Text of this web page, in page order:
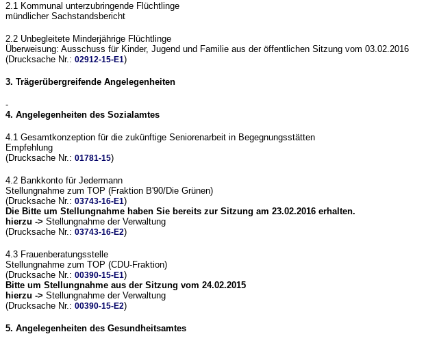
2.1 Kommunal unterzubringende Flüchtlinge
mündlicher Sachstandsbericht
2.2 Unbegleitete Minderjährige Flüchtlinge
Überweisung: Ausschuss für Kinder, Jugend und Familie aus der öffentlichen Sitzung vom 03.02.2016
(Drucksache Nr.: 02912-15-E1)
3. Trägerübergreifende Angelegenheiten
-
4. Angelegenheiten des Sozialamtes
4.1 Gesamtkonzeption für die zukünftige Seniorenarbeit in Begegnungsstätten
Empfehlung
(Drucksache Nr.: 01781-15)
4.2 Bankkonto für Jedermann
Stellungnahme zum TOP (Fraktion B'90/Die Grünen)
(Drucksache Nr.: 03743-16-E1)
Die Bitte um Stellungnahme haben Sie bereits zur Sitzung am 23.02.2016 erhalten.
hierzu -> Stellungnahme der Verwaltung
(Drucksache Nr.: 03743-16-E2)
4.3 Frauenberatungsstelle
Stellungnahme zum TOP (CDU-Fraktion)
(Drucksache Nr.: 00390-15-E1)
Bitte um Stellungnahme aus der Sitzung vom 24.02.2015
hierzu -> Stellungnahme der Verwaltung
(Drucksache Nr.: 00390-15-E2)
5. Angelegenheiten des Gesundheitsamtes